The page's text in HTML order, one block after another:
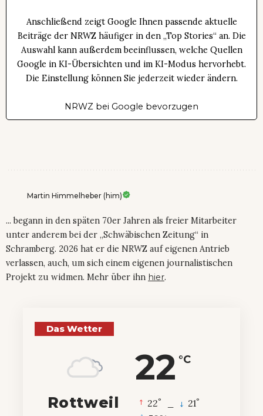
Anschließend zeigt Google Ihnen passende aktuelle
Beiträge der NRWZ häufiger in den „Top Stories“ an. Die
Auswahl kann außerdem beeinflussen, welche Quellen
Google in KI-Übersichten und im KI-Modus hervorhebt.
Die Einstellung können Sie jederzeit wieder ändern.
NRWZ bei Google bevorzugen
Martin Himmelheber (him)
... begann in den späten 70er Jahren als freier Mitarbeiter
unter anderem bei der „Schwäbischen Zeitung“ in
Schramberg. 2026 hat er die NRWZ auf eigenen Antrieb
verlassen, auch, um sich einem eigenen journalistischen
Projekt zu widmen. Mehr über ihn hier.
Das Wetter
22 °C
Rottweil 22° 21°